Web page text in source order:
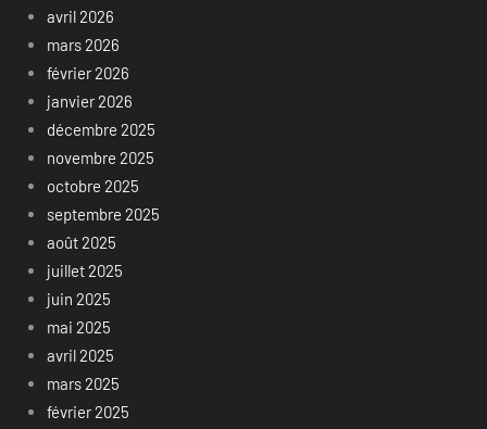
avril 2026
mars 2026
février 2026
janvier 2026
décembre 2025
novembre 2025
octobre 2025
septembre 2025
août 2025
juillet 2025
juin 2025
mai 2025
avril 2025
mars 2025
février 2025